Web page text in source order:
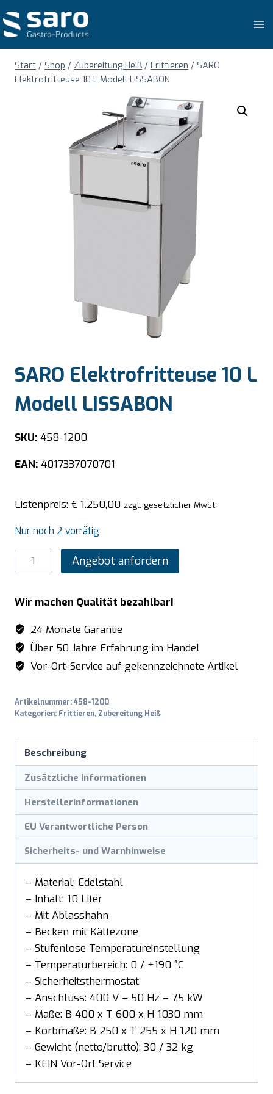
Inhalt
springen
Start / Shop / Zubereitung Heiß / Frittieren / SARO
Elektrofritteuse 10 L Modell LISSABON
SARO Elektrofritteuse 10 L
Modell LISSABON
SKU: 458-1200
EAN: 4017337070701
Listenpreis: € 1.250,00 zzgl. gesetzlicher MwSt.
Nur noch 2 vorrätig
SARO
Elektrofritteuse
L
Modell
LISSABON
Menge
Angebot anfordern
Wir machen Qualität bezahlbar!
24 Monate Garantie
Über 50 Jahre Erfahrung im Handel
Vor-Ort-Service auf gekennzeichnete Artikel
Artikelnummer:458-1200
Kategorien: Frittieren, Zubereitung Heiß
Beschreibung
Zusätzliche Informationen
Herstellerinformationen
EU Verantwortliche Person
Sicherheits- und Warnhinweise
– Material: Edelstahl
– Inhalt: 10 Liter
– Mit Ablasshahn
– Becken mit Kältezone
– Stufenlose Temperatureinstellung
– Temperaturbereich: 0 / +190 °C
– Sicherheitsthermostat
– Anschluss: 400 V – 50 Hz – 7,5 kW
– Maße: B 400 x T 600 x H 1030 mm
– Korbmaße: B 250 x T 255 x H 120 mm
– Gewicht (netto/brutto): 30 / 32 kg
– KEIN Vor-Ort Service